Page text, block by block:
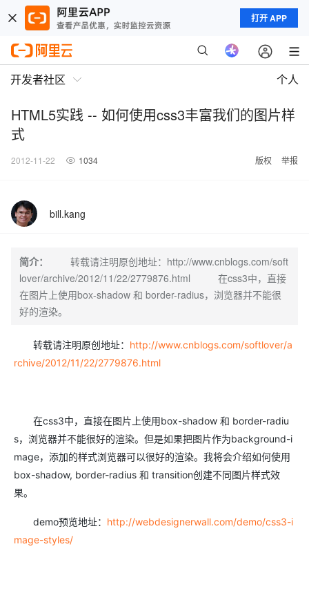
打开 APP
开发者社区 个人
HTML5实践 -- 如何使用css3丰富我们的图片样
式
2012-11-22 1034 版权 举报
bill.kang
简介：
转载请注明原创地址：http://www.cnblogs.com/soft
lover/archive/2012/11/22/2779876.html 在css3中，直接
在图片上使用box-shadow 和 border-radius，浏览器并不能很
好的渲染。
转载请注明原创地址： http://www.cnblogs.com/softlover/a
rchive/2012/11/22/2779876.html
在css3中，直接在图片上使用box-shadow 和 border-radiu
s，浏览器并不能很好的渲染。但是如果把图片作为background-i
mage，添加的样式浏览器可以很好的渲染。我将会介绍如何使用
box-shadow, border-radius 和 transition创建不同图片样式效
果。
demo预览地址： http://webdesignerwall.com/demo/css3-i
mage-styles/